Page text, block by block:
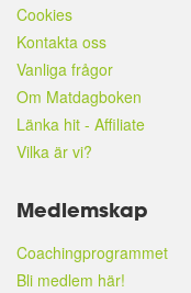
Cookies
Kontakta oss
Vanliga frågor
Om Matdagboken
Länka hit - Affiliate
Vilka är vi?
Medlemskap
Coachingprogrammet
Bli medlem här!